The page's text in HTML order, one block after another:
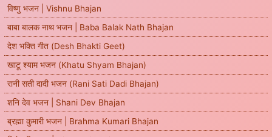
विष्णु भजन | Vishnu Bhajan
बाबा बालक नाथ भजन | Baba Balak Nath Bhajan
देश भक्ति गीत (Desh Bhakti Geet)
खाटू श्याम भजन (Khatu Shyam Bhajan)
रानी सती दादी भजन (Rani Sati Dadi Bhajan)
शनि देव भजन | Shani Dev Bhajan
ब्रह्मा कुमारी भजन | Brahma Kumari Bhajan